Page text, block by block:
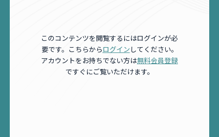
このコンテンツを閲覧するにはログインが必
要です。こちらからログイン してください。
アカウントをお持ちでない方は無料会員登録
ですぐにご覧いただけます。